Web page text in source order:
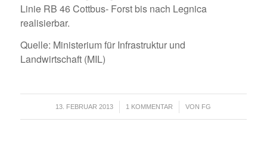
Linie RB 46 Cottbus- Forst bis nach Legnica
realisierbar.
Quelle: Ministerium für Infrastruktur und
Landwirtschaft (MIL)
13. FEBRUAR 2013
/ 1 KOMMENTAR
/ VON FG